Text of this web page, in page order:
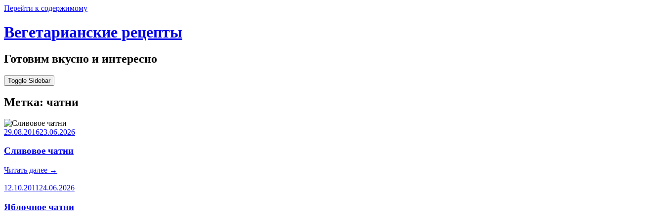
Перейти к содержимому
Вегетарианские рецепты
Готовим вкусно и интересно
Toggle Sidebar
Метка: чатни
29.08.201623.06.2026
Сливовое чатни
Читать далее →
12.10.2011 24.06.2026
Яблочное чатни